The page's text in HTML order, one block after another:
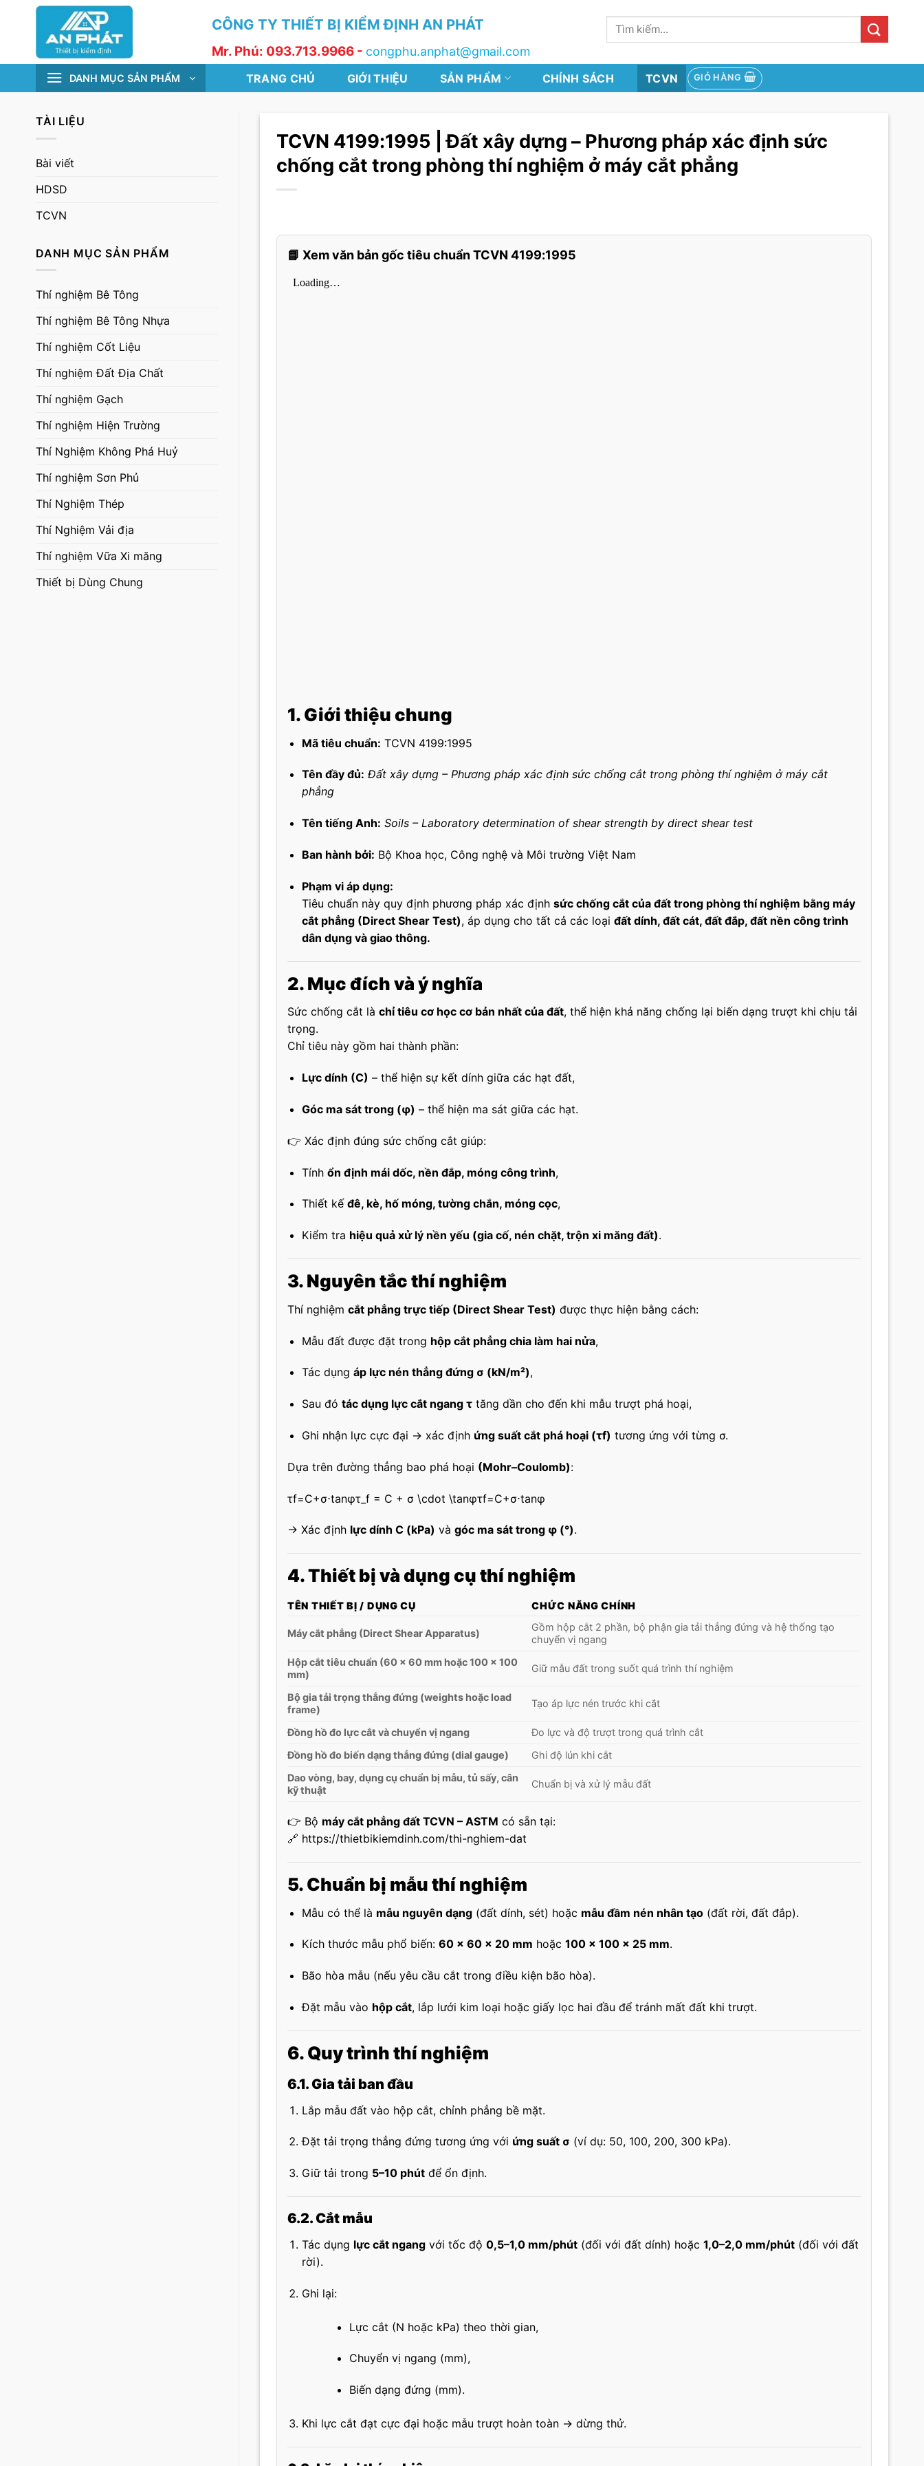
CÔNG TY THIẾT BỊ KIỂM ĐỊNH AN PHÁT
Mr. Phú: 093.713.9966 - congphu.anphat@gmail.com
Tìm
kiếm:
DANH MỤC SẢN PHẨM TRANG CHỦ GIỚI THIỆU SẢN PHẨM CHÍNH SÁCH TCVN GIỎ HÀNG
TÀI LIỆU
Bài viết
HDSD
TCVN
DANH MỤC SẢN PHẨM
Thí nghiệm Bê Tông
Thí nghiệm Bê Tông Nhựa
Thí nghiệm Cốt Liệu
Thí nghiệm Đất Địa Chất
Thí nghiệm Gạch
Thí nghiệm Hiện Trường
Thí Nghiệm Không Phá Huỷ
Thí nghiệm Sơn Phủ
Thí Nghiệm Thép
Thí Nghiệm Vải địa
Thí nghiệm Vữa Xi măng
Thiết bị Dùng Chung
TCVN 4199:1995 | Đất xây dựng – Phương pháp xác định sức
chống cắt trong phòng thí nghiệm ở máy cắt phẳng
📘 Xem văn bản gốc tiêu chuẩn TCVN 4199:1995
1. Giới thiệu chung
Mã tiêu chuẩn: TCVN 4199:1995
Tên đầy đủ: Đất xây dựng – Phương pháp xác định sức chống cắt trong phòng thí nghiệm ở máy cắt
phẳng
Tên tiếng Anh: Soils – Laboratory determination of shear strength by direct shear test
Ban hành bởi: Bộ Khoa học, Công nghệ và Môi trường Việt Nam
Phạm vi áp dụng:
Tiêu chuẩn này quy định phương pháp xác định sức chống cắt của đất trong phòng thí nghiệm bằng máy
cắt phẳng (Direct Shear Test), áp dụng cho tất cả các loại đất dính, đất cát, đất đắp, đất nền công trình
dân dụng và giao thông.
2. Mục đích và ý nghĩa
Sức chống cắt là chỉ tiêu cơ học cơ bản nhất của đất, thể hiện khả năng chống lại biến dạng trượt khi chịu tải
trọng.
Chỉ tiêu này gồm hai thành phần:
Lực dính (C) – thể hiện sự kết dính giữa các hạt đất,
Góc ma sát trong (φ) – thể hiện ma sát giữa các hạt.
👉 Xác định đúng sức chống cắt giúp:
Tính ổn định mái dốc, nền đắp, móng công trình,
Thiết kế đê, kè, hố móng, tường chắn, móng cọc,
Kiểm tra hiệu quả xử lý nền yếu (gia cố, nén chặt, trộn xi măng đất).
3. Nguyên tắc thí nghiệm
Thí nghiệm cắt phẳng trực tiếp (Direct Shear Test) được thực hiện bằng cách:
Mẫu đất được đặt trong hộp cắt phẳng chia làm hai nửa,
Tác dụng áp lực nén thẳng đứng σ (kN/m²),
Sau đó tác dụng lực cắt ngang τtăng dần cho đến khi mẫu trượt phá hoại,
Ghi nhận lực cực đại → xác định ứng suất cắt phá hoại (τf) tương ứng với từng σ.
Dựa trên đường thẳng bao phá hoại (Mohr–Coulomb):
τf=C+σ⋅tan⁡φτ_f = C + σ \cdot \tanφτf=C+σ⋅tanφ
→ Xác định lực dính C (kPa) và góc ma sát trong φ (°).
4. Thiết bị và dụng cụ thí nghiệm
TÊN THIẾT BỊ / DỤNG CỤ CHỨC NĂNG CHÍNH
Máy cắt phẳng (Direct Shear Apparatus)
Gồm hộp cắt 2 phần, bộ phận gia tải thẳng đứng và hệ thống tạo
chuyển vị ngang
Hộp cắt tiêu chuẩn (60 × 60 mm hoặc 100 × 100
mm)
Giữ mẫu đất trong suốt quá trình thí nghiệm
Bộ gia tải trọng thẳng đứng (weights hoặc load
frame)
Tạo áp lực nén trước khi cắt
Đồng hồ đo lực cắt và chuyển vị ngang
Đo lực và độ trượt trong quá trình cắt
Đồng hồ đo biến dạng thẳng đứng (dial gauge)
Ghi độ lún khi cắt
Dao vòng, bay, dụng cụ chuẩn bị mẫu, tủ sấy, cân
kỹ thuật
Chuẩn bị và xử lý mẫu đất
👉 Bộ máy cắt phẳng đất TCVN – ASTM có sẵn tại:
🔗 https://thietbikiemdinh.com/thi-nghiem-dat
5. Chuẩn bị mẫu thí nghiệm
Mẫu có thể là mẫu nguyên dạng(đất dính, sét) hoặc mẫu đầm nén nhân tạo(đất rời, đất đắp).
Kích thước mẫu phổ biến: 60 × 60 × 20 mm hoặc 100 × 100 × 25 mm.
Bão hòa mẫu (nếu yêu cầu cắt trong điều kiện bão hòa).
Đặt mẫu vào hộp cắt, lắp lưới kim loại hoặc giấy lọc hai đầu để tránh mất đất khi trượt.
6. Quy trình thí nghiệm
6.1. Gia tải ban đầu
Lắp mẫu đất vào hộp cắt, chỉnh phẳng bề mặt.
Đặt tải trọng thẳng đứng tương ứng với ứng suất σ (ví dụ: 50, 100, 200, 300 kPa).
Giữ tải trong 5–10 phútđể ổn định.
6.2. Cắt mẫu
Tác dụng lực cắt ngangvới tốc độ 0,5–1,0 mm/phút(đối với đất dính) hoặc 1,0–2,0 mm/phút(đối với đất
rời).
Ghi lại:
Lực cắt (N hoặc kPa) theo thời gian,
Chuyển vị ngang (mm),
Biến dạng đứng (mm).
Khi lực cắt đạt cực đại hoặc mẫu trượt hoàn toàn → dừng thử.